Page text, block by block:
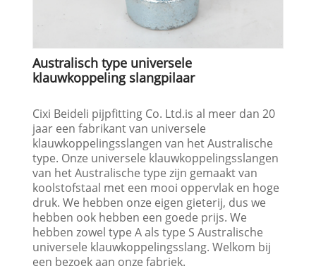
Australisch type universele
klauwkoppeling slangpilaar
Cixi Beideli pijpfitting Co. Ltd.is al meer dan 20
jaar een fabrikant van universele
klauwkoppelingsslangen van het Australische
type. Onze universele klauwkoppelingsslangen
van het Australische type zijn gemaakt van
koolstofstaal met een mooi oppervlak en hoge
druk. We hebben onze eigen gieterij, dus we
hebben ook hebben een goede prijs. We
hebben zowel type A als type S Australische
universele klauwkoppelingsslang. Welkom bij
een bezoek aan onze fabriek.